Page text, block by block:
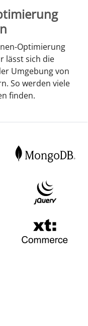
Optimierung
lässt sich die
Umgebung von
So werden viele
finden.